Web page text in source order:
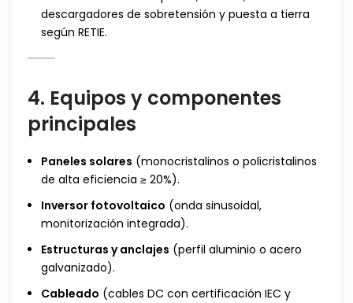
descargadores de sobretensión y puesta a tierra
según RETIE.
4. Equipos y componentes
principales
Paneles solares (monocristalinos o policristalinos
de alta eficiencia ≥ 20%).
Inversor fotovoltaico (onda sinusoidal,
monitorización integrada).
Estructuras y anclajes (perfil aluminio o acero
galvanizado).
Cableado (cables DC con certificación IEC y